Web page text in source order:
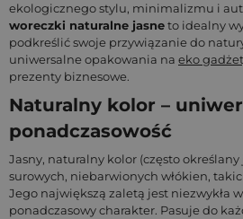
ekologicznego stylu, minimalizmu i
woreczki naturalne jasneto idealny
podkreślić swoje przywiązanie do
uniwersalne opakowania na eko
prezenty biznesowe.
Naturalny kolor –
ponadczasowość
Jasny, naturalny kolor (często
surowych, niebarwionych włókien,
Jego największą zaletą jest niezwykła
ponadczasowy charakter. Pasuje do